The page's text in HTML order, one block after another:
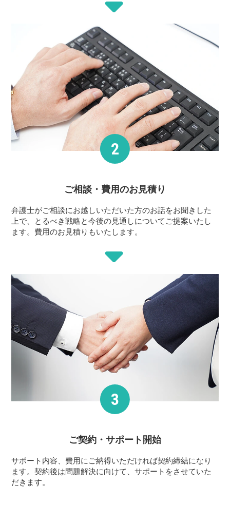
ご相談・費用のお見積り
弁護士がご相談にお越しいただいた方のお話をお聞きした
上で、とるべき戦略と今後の見通しについてご提案いたし
ます。費用のお見積りもいたします。
ご契約・サポート 開始
サポート内容、費用にご納得いただければ契約締結になり
ます。契約後は問題解決に向けて、サポートをさせていた
だきます。